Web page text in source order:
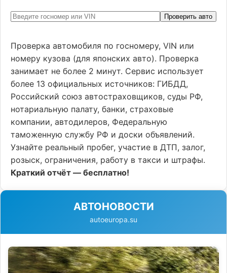
Проверить авто
Проверка автомобиля по госномеру, VIN или
номеру кузова (для японских авто). Проверка
занимает не более 2 минут. Сервис использует
более 13 официальных источников: ГИБДД,
Российский союз автостраховщиков, суды РФ,
нотариальную палату, банки, страховые
компании, автодилеров, Федеральную
таможенную службу РФ и доски объявлений.
Узнайте реальный пробег, участие в ДТП, залог,
розыск, ограничения, работу в такси и штрафы.
Краткий отчёт — бесплатно!
АВТОНОВОСТИ
autoeuropa.su